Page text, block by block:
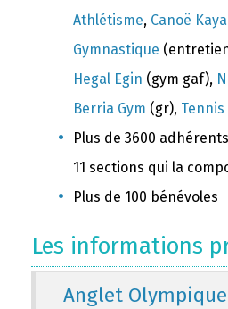
Athlétisme, Canoë
Gymnastique
Hegal Egin (gym gaf),
Berria Gym (gr), Tennis
Plus de 3600
11 sections qui la
Plus de 100 bénévoles
Les informations
Anglet